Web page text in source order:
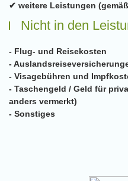
✔ weitere Leistungen
Nicht in den
- Flug- und Reisekosten
-
- Visagebühren und
- Taschengeld / Geld für
anders vermerkt)
- Sonstiges